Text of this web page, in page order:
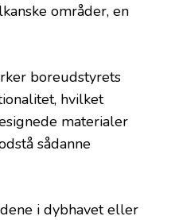
områder, en
boreudstyrets
hvilket
materialer
sådanne
i dybhavet eller